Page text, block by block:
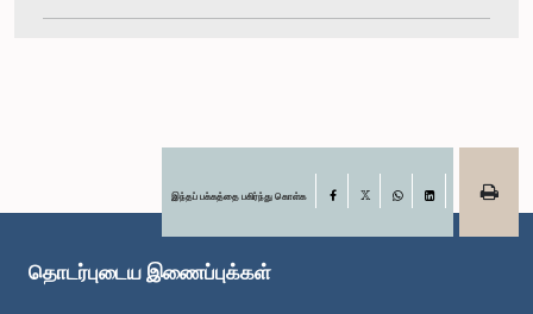
பி.ப. 1:22 - பி.ப. 1:29இந்தப் பக்கத்தை பகிர்ந்து கொள்க Facebook
LinkedIn
தொடர்புடைய இணைப்புக்கள்